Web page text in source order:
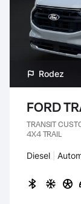
Rodez
FORD
TRANSIT
4X4 TRAIL
Carburant :
Diesel